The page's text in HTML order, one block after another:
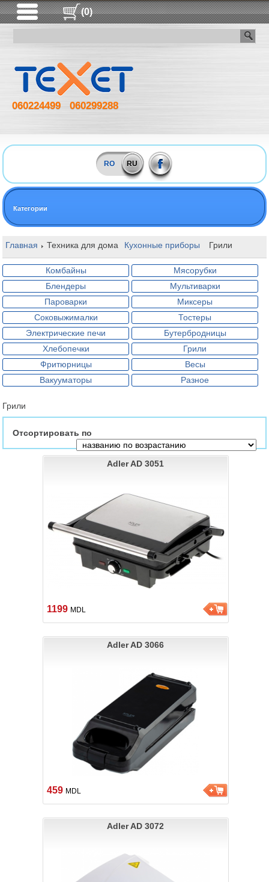
(0)
060224499 060299288
RO RU
Категории
Главная Техника для дома Кухонные приборы Грили
Комбайны
Мясорубки
Блендеры
Мультиварки
Пароварки
Миксеры
Соковыжималки
Тостеры
Электрические печи
Бутербродницы
Хлебопечки
Грили
Фритюрницы
Весы
Вакууматоры
Разное
Грили
Отсортировать по
Adler AD 3051
1199 MDL
Adler AD 3066
459 MDL
Adler AD 3072